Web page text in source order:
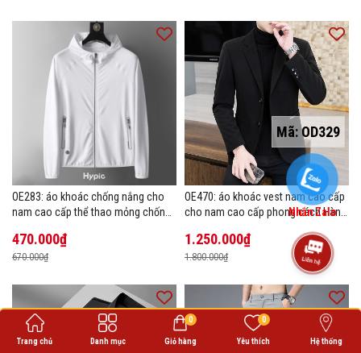
Mã:OD329
OE283: áo khoác chống nắng cho
nam cao cấp thể thao mỏng chống
470.000₫
670.000₫
OE470: áo khoác vest nam cao cấp
cho nam cao cấp phong cách Hàn
1.250.000₫
1.800.000₫
Trang chủ Danh mục Giỏ hàng
0
Yêu thích
0
Hệ thống
Nhắn Zalo